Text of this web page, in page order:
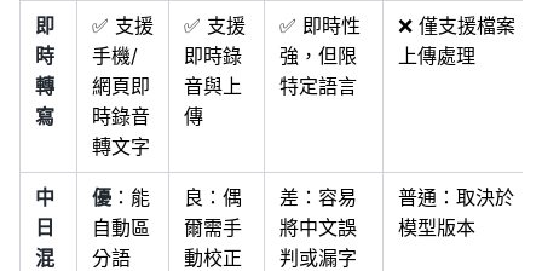
即
時
轉
寫
✅ 支援
手機/
網頁即
時錄音
轉文字
✅ 支援
即時錄
音與上
傳
✅ 即時性
強，但限
特定語言
❌ 僅支援檔案
上傳處理
中
日
混
優 ：能
自動區
分語
良：偶
爾需手
動校正
差：容易
將中文誤
判或漏字
普通：取決於
模型版本